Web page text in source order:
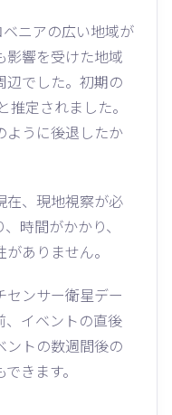
ニアの広い地域が
影響を受けた地域
辺でした。初期の
定されました。
ように後退したか
在、現地視察が必
時間がかかり、
ありません。
センサー衛星デー
、イベントの直後
ントの数週間後の
きます。